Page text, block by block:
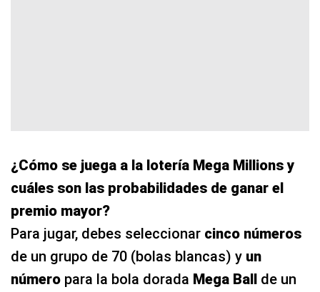
¿Cómo se juega a la lotería Mega Millions y
cuáles son las probabilidades de ganar el
premio mayor?
Para jugar, debes seleccionar cinco números
de un grupo de 70 (bolas blancas) y un
número para la bola dorada Mega Ball de un